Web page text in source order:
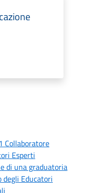
Collaboratore
Esperti
di una graduatoria
degli Educatori